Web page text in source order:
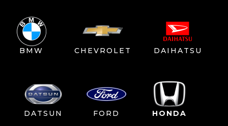
BMW CHEVROLET DAIHATSU
DATSUN FORD HONDA